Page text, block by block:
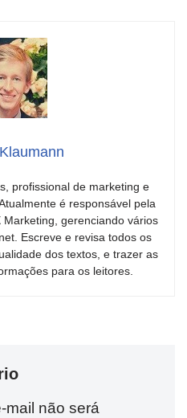
profissional de marketing e
é responsável pela
gerenciando vários
Escreve e revisa todos os
dos textos, e trazer as
para os leitores.
mail não será